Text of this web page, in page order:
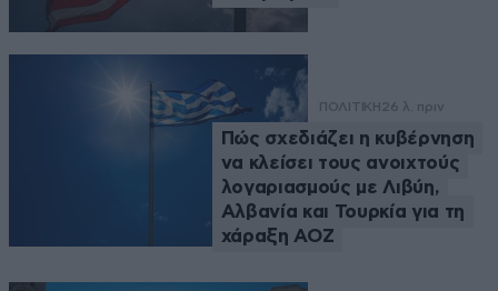
ΠΟΛΙΤΙΚΗ26 λ. πριν
Πώς σχεδιάζει η κυβέρνηση
να κλείσει τους ανοιχτούς
λογαριασμούς με Λιβύη,
Αλβανία και Τουρκία για τη
χάραξη ΑΟΖ